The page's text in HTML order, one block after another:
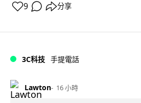
9 分享
3C科技 手提電話
Lawton 16 小時